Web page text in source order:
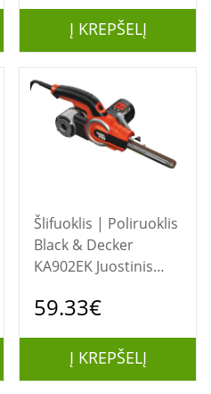
Į KREPŠELĮ
Šlifuoklis | Poliruoklis
Black & Decker
KA902EK Juostinis
59.33€
Į KREPŠELĮ